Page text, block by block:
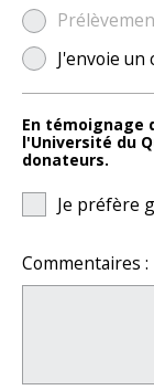
J'envoie un
En témoignage
l'Université du
donateurs.
Je préfère
Commentaires :